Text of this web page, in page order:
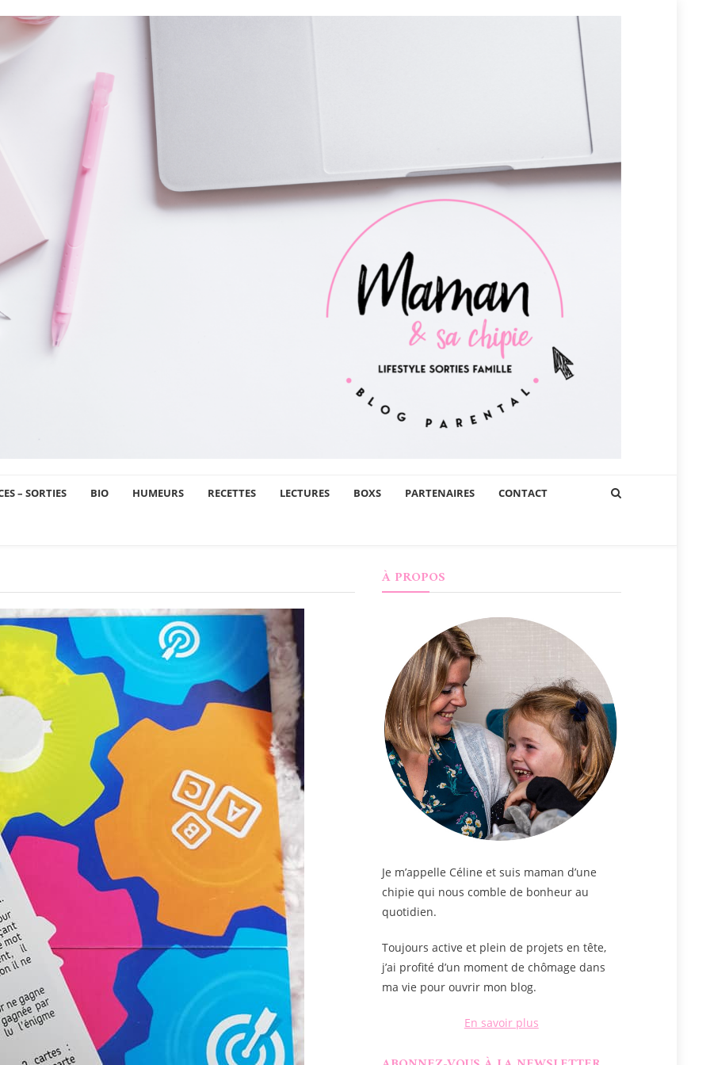
– SORTIES BIO HUMEURS RECETTES LECTURES BOXS PARTENAIRES CONTACT
À PROPOS
Je m’appelle Céline et suis maman d’une
chipie qui nous comble de bonheur au
quotidien.
Toujours active et plein de projets en tête,
j’ai profité d’un moment de chômage dans
ma vie pour ouvrir mon blog.
En savoir plus